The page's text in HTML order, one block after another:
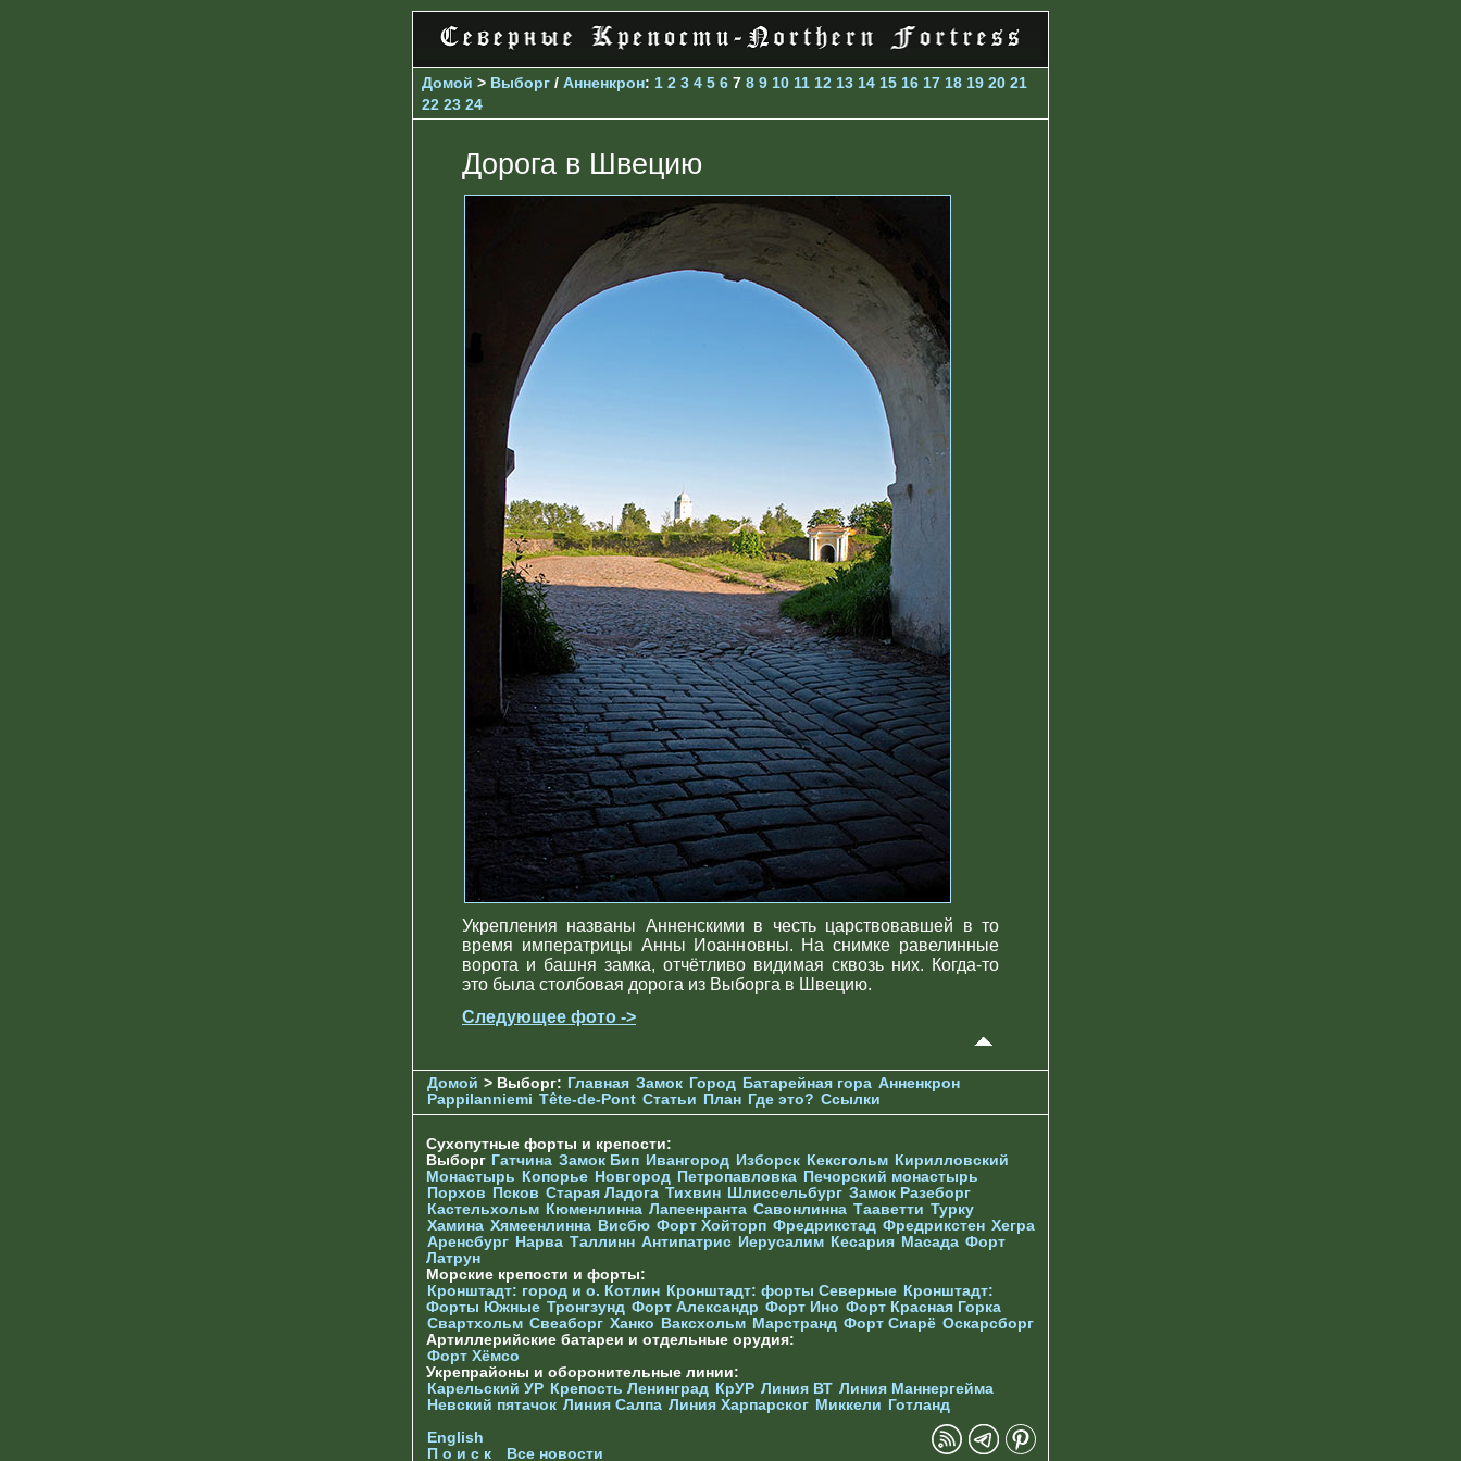
Домой > Выборг / Анненкрон: 1 2 3 4 5 6 7 8 9 10 11 12 13 14 15 16 17 18 19 20 21
22 23 24
Дорога в Швецию
Укрепления названы Анненскими в честь царствовавшей в то
время императрицы Анны Иоанновны. На снимке равелинные
ворота и башня замка, отчётливо видимая сквозь них. Когда-то
это была столбовая дорога из Выборга в Швецию.
Следующее фото ->
Домой > Выборг: Главная Замок Город Батарейная гора Анненкрон
Pappilanniemi Tête-de-Pont Статьи План Где это? Ссылки
Сухопутные форты и крепости:
Выборг Гатчина Замок Бип Ивангород Изборск Кексгольм Кирилловский
Монастырь
Копорье Новгород Петропавловка Печорcкий монастырь
Порхов
Псков Старая Ладога Тихвин Шлиссельбург Замок Разеборг
Кастельхольм Кюменлинна Лапеенранта Савонлинна Тааветти Турку
Хамина Хямеенлинна Висбю Форт Хойторп Фредрикстад Фредрикстен Хегра
Аренсбург Нарва Таллинн Антипатрис Иерусалим Кесария Масада Форт
Латрун
Морские крепости и форты:
Кронштадт: город и о. Котлин Кронштадт: форты Северные Кронштадт:
Форты Южные Тронгзунд Форт Александр Форт Ино Форт Красная Горка
Свартхольм Свеаборг Ханко Ваксхольм Марстранд Форт Сиарё Оскарсборг
Артиллерийские батареи и отдельные орудия:
Форт Хёмсо
Укрепрайоны и оборонительные линии:
Карельский УР Крепость Ленинград КрУР Линия ВТ Линия Маннергейма
Невский пятачок Линия Салпа Линия Харпарског Миккели
Готланд
English
П о и с к
Все новости